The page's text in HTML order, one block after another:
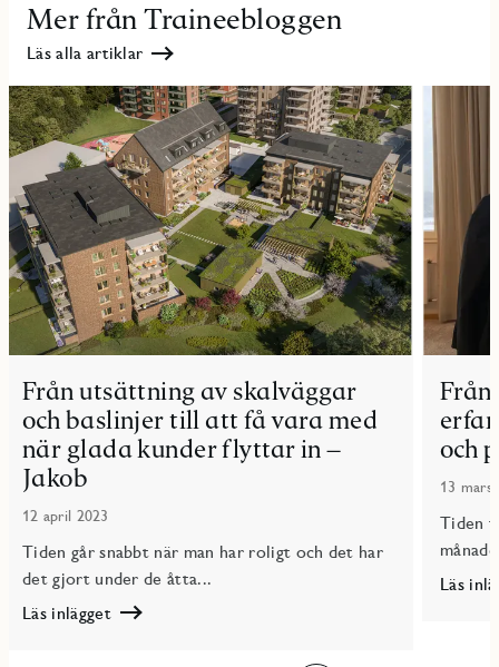
Mer från Traineebloggen
Läs alla artiklar
Från utsättning av skalväggar
och baslinjer till att få vara med
när glada kunder flyttar in –
Jakob
12 april 2023
Tiden går snabbt när man har roligt och det har
det gjort under de åtta...
Läs inlägget
Från
och
13 mars
Tiden
Läs